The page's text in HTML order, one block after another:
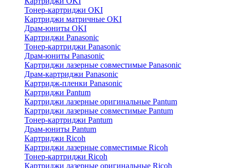
Тонер-картриджи OKI
Картриджи матричные OKI
Драм-юниты OKI
Картриджи Panasonic
Тонер-картриджи Panasonic
Драм-юниты Panasonic
Картриджи лазерные совместимые Panasonic
Драм-картриджи Panasonic
Картридж-пленки Panasonic
Картриджи Pantum
Картриджи лазерные оригинальные Pantum
Картриджи лазерные совместимые Pantum
Тонер-картриджи Pantum
Драм-юниты Pantum
Картриджи Ricoh
Картриджи лазерные совместимые Ricoh
Тонер-картриджи Ricoh
Картриджи лазерные оригинальные Ricoh